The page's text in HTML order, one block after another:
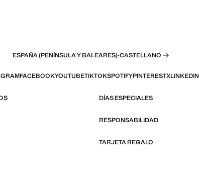
ESPAÑA (PENÍNSULA Y BALEARES)·CASTELLANO
FACEBOOKYOUTUBETIKTOKSPOTIFYPINTERESTXLINKEDIN
DÍAS ESPECIALES
RESPONSABILIDAD
TARJETA REGALO